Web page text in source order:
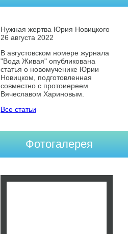
Нужная жертва Юрия Новицкого
26 августа 2022
В августовском номере журнала
"Вода Живая" опубликована
статья о новомученике Юрии
Новицком, подготовленная
совместно с протоиереем
Вячеславом Хариновым.
Все статьи
Фотогалерея